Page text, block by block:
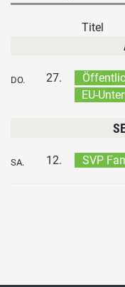
Titel
DO. 27.
EU-
SA. 12. SVP